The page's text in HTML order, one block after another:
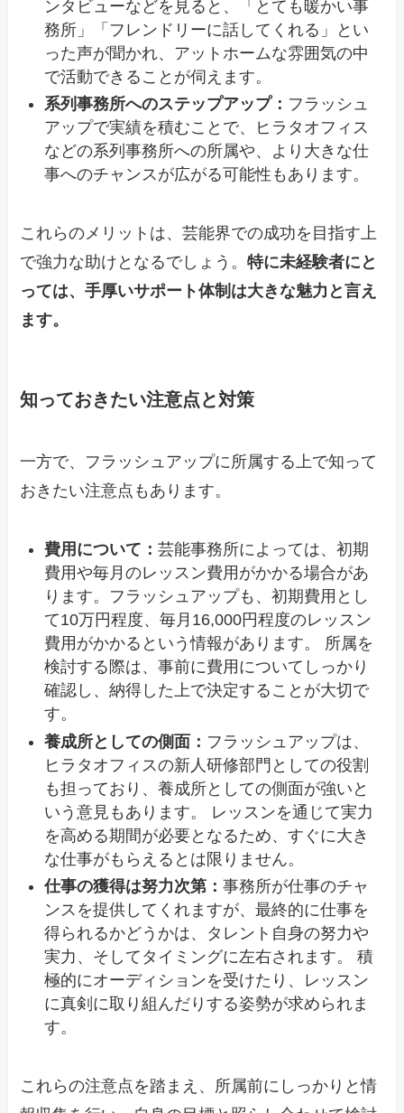
ンタビューなどを見ると、「とても暖かい事
務所」「フレンドリーに話してくれる」とい
った声が聞かれ、アットホームな雰囲気の中
で活動できることが伺えます。
系列事務所へのステップアップ： フラッシュ
アップで実績を積むことで、ヒラタオフィス
などの系列事務所への所属や、より大きな仕
事へのチャンスが広がる可能性もあります。
これらのメリットは、芸能界での成功を目指す上
で強力な助けとなるでしょう。特に未経験者にと
っては、手厚いサポート体制は大きな魅力と言え
ます。
知っておきたい注意点と対策
一方で、フラッシュアップに所属する上で知って
おきたい注意点もあります。
費用について：芸能事務所によっては、初期
費用や毎月のレッスン費用がかかる場合があ
ります。フラッシュアップも、初期費用とし
て10万円程度、毎月16,000円程度のレッスン
費用がかかるという情報があります。 所属を
検討する際は、事前に費用についてしっかり
確認し、納得した上で決定することが大切で
す。
養成所としての側面： フラッシュアップは、
ヒラタオフィスの新人研修部門としての役割
も担っており、養成所としての側面が強いと
いう意見もあります。 レッスンを通じて実力
を高める期間が必要となるため、すぐに大き
な仕事がもらえるとは限りません。
仕事の獲得は努力次第：事務所が仕事のチャ
ンスを提供してくれますが、最終的に仕事を
得られるかどうかは、タレント自身の努力や
実力、そしてタイミングに左右されます。 積
極的にオーディションを受けたり、レッスン
に真剣に取り組んだりする姿勢が求められま
す。
これらの注意点を踏まえ、所属前にしっかりと情